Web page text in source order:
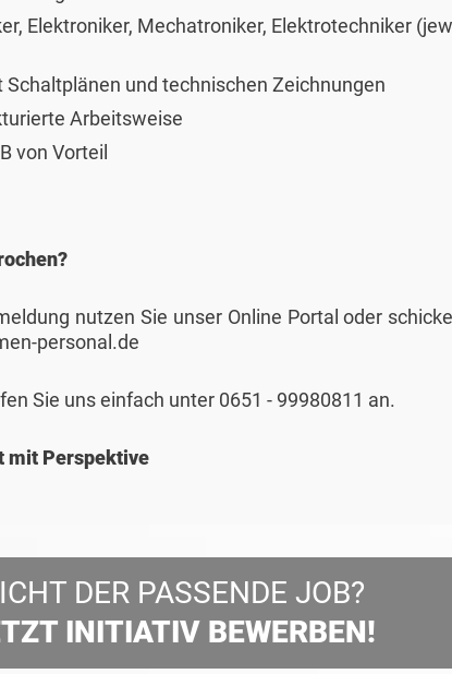
Elektroniker, Mechatroniker, Elektrotechniker
und technischen Zeichnungen
Arbeitsweise
von Vorteil
nutzen Sie unser Online Portal oder
personal.de
Sie uns einfach unter 0651 - 99980811 an.
mit Perspektive
DER PASSENDE JOB?
INITIATIV BEWERBEN!